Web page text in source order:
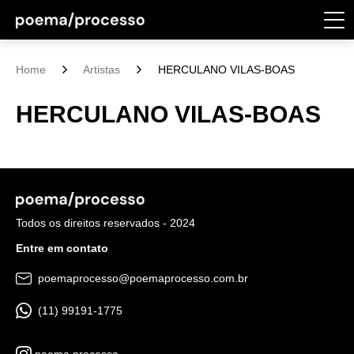
Home Artistas HERCULANO VILAS-BOAS
HERCULANO VILAS-BOAS
Todos os direitos reservados - 2024
Entre em contato
poemaprocesso@poemaprocesso.com.br
(11) 99191-1775